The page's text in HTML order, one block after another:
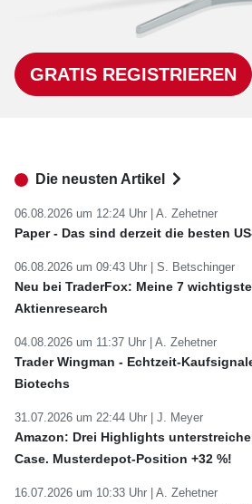
GRATIS REGISTRIEREN
Die neusten Artikel
06.08.2026 um 12:24 Uhr | A. Zehetner
Paper - Das sind derzeit die besten
06.08.2026 um 09:43 Uhr | S. Betschinger
Neu bei TraderFox: Meine 7
Aktienresearch
04.08.2026 um 11:37 Uhr | A. Zehetner
Trader Wingman - Echtzeit-
Biotechs
31.07.2026 um 22:44 Uhr | J. Meyer
Amazon: Drei Highlights
Case. Musterdepot-Position +32 %!
16.07.2026 um 10:33 Uhr | A. Zehetner